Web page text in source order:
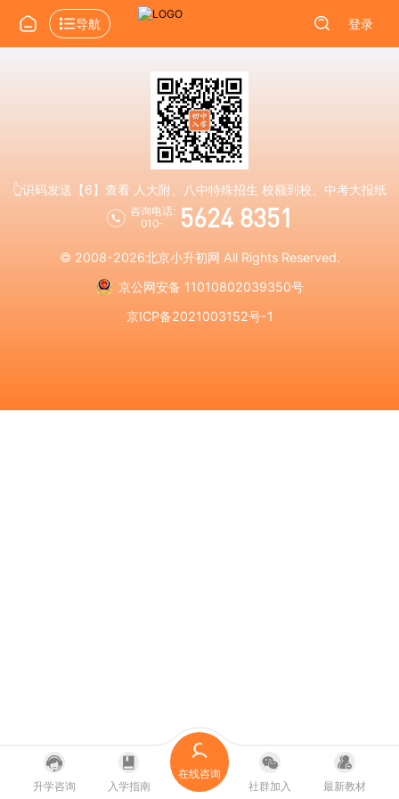
导航 登录
👆识码发送【6】查看 人大附、八中特殊招生 校额到校、中考大报纸
咨询电话:
010-
5624 8351
© 2008-2026北京小升初网 All Rights Reserved.
京公网安备 11010802039350号
京ICP备2021003152号-1
升学咨询 入学指南
在线咨询
社群加入
最新教材